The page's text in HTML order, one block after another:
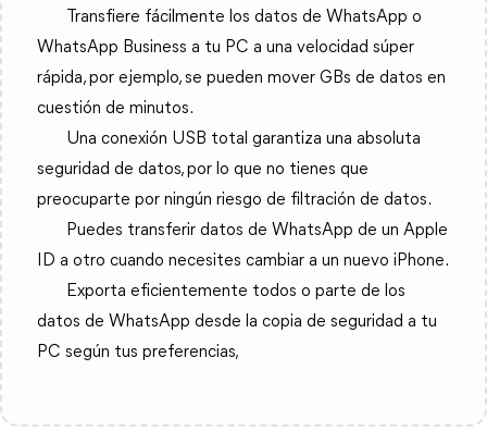
Transfiere fácilmente los datos de WhatsApp o
WhatsApp Business a tu PC a una velocidad súper
rápida, por ejemplo, se pueden mover GBs de datos en
cuestión de minutos.
Una conexión USB total garantiza una absoluta
seguridad de datos, por lo que no tienes que
preocuparte por ningún riesgo de filtración de datos.
Puedes transferir datos de WhatsApp de un Apple
ID a otro cuando necesites cambiar a un nuevo iPhone.
Exporta eficientemente todos o parte de los
datos de WhatsApp desde la copia de seguridad a tu
PC según tus preferencias,